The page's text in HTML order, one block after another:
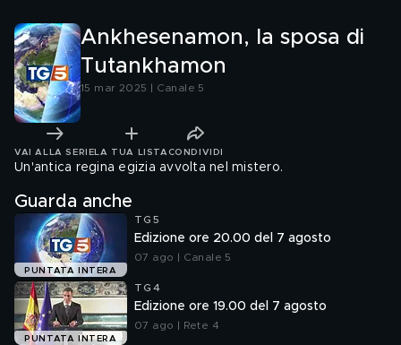
Ankhesenamon, la sposa di
Tutankhamon
15 mar 2025 | Canale 5
VAI ALLA SERIE LA TUA LISTA CONDIVIDI
Un'antica regina egizia avvolta nel mistero.
Guarda anche
PUNTATA INTERA
TG5
Edizione ore 20.00 del 7 agosto
07 ago | Canale 5
PUNTATA INTERA
TG4
Edizione ore 19.00 del 7 agosto
07 ago | Rete 4